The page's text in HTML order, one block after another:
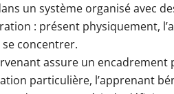
un système organisé avec
: présent physiquement,
concentrer.
assure un encadrement
particulière, l’apprenant